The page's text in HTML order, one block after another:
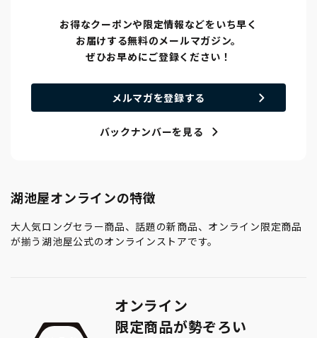
お得なクーポンや限定情報などをいち早く
お届けする無料のメールマガジン。
ぜひお早めにご登録ください！
メルマガを登録する
バックナンバーを見る
湖池屋オンラインの特徴
大人気ロングセラー商品、話題の新商品、オンライン限定商品
が揃う湖池屋公式のオンラインストアです。
オンライン
限定商品が勢ぞろい